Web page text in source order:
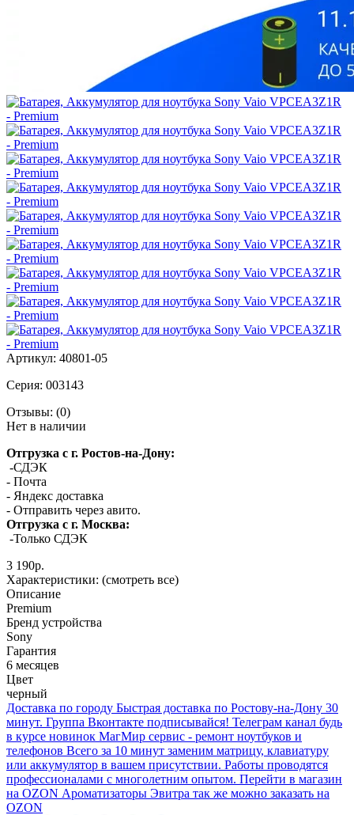
Артикул: 40801-05
Серия: 003143
Отзывы: (0)
Нет в наличии
Отгрузка с г. Ростов-на-Дону:
-СДЭК
- Почта
- Яндекс доставка
- Отправить через авито.
Отгрузка с г. Москва:
-Только СДЭК
3 190р.
Характеристики: (смотреть все)
Описание
Premium
Бренд устройства
Sony
Гарантия
6 месяцев
Цвет
черный
Доставка по городу Быстрая доставка по Ростову-на-Дону 30
минут. Группа Вконтакте подписывайся! Телеграм канал будь
в курсе новинок МагМир сервис - ремонт ноутбуков и
телефонов Всего за 10 минут заменим матрицу, клавиатуру
или аккумулятор в вашем присутствии. Работы проводятся
профессионалами с многолетним опытом. Перейти в магазин
на OZON Ароматизаторы Эвитра так же можно заказать на
OZON